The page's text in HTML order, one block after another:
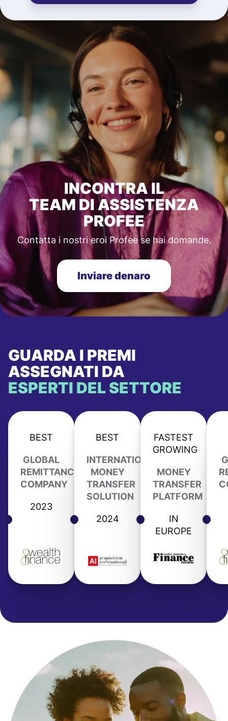
INCONTRA IL
TEAM DI ASSISTENZA
PROFEE
Contatta i nostri eroi Profee se hai domande.
Inviare denaro
GUARDA I PREMI
ASSEGNATI DA
ESPERTI DEL SETTORE
BEST
GLOBAL
REMITTANCE
COMPANY
2023
BEST
INTERNATIONAL
MONEY
TRANSFER
SOLUTION
2024
FASTEST
GROWING
MONEY
TRANSFER
PLATFORM
IN
EUROPE